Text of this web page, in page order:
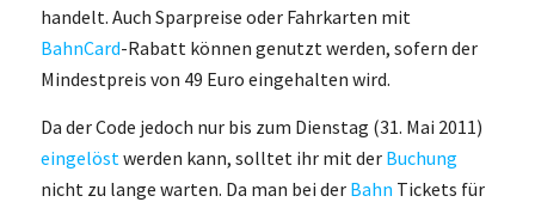
handelt. Auch Sparpreise oder Fahrkarten mit
BahnCard-Rabatt können genutzt werden, sofern der
Mindestpreis von 49 Euro eingehalten wird.
Da der Code jedoch nur bis zum Dienstag (31. Mai 2011)
eingelöst werden kann, solltet ihr mit der Buchung
nicht zu lange warten. Da man bei der Bahn Tickets für